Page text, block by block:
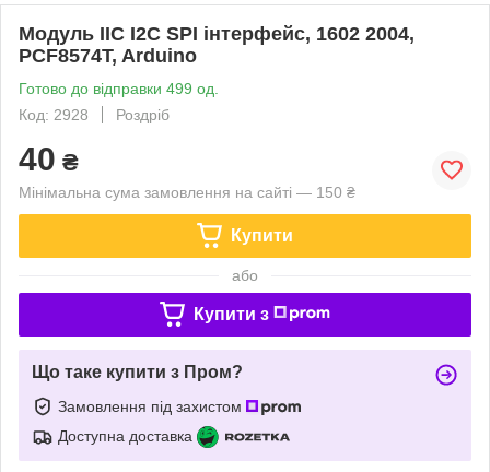
Модуль IIC I2C SPI інтерфейс, 1602 2004,
PCF8574T, Arduino
Готово до відправки 499 од.
Код: 2928
Роздріб
40 ₴
Мінімальна сума замовлення на сайті — 150 ₴
Купити
або
Купити з
Що таке купити з Пром?
Замовлення під захистом
Доступна доставка